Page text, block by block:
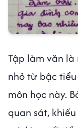
Tập làm văn là
nhỏ từ bậc
môn học này.
quan sát,